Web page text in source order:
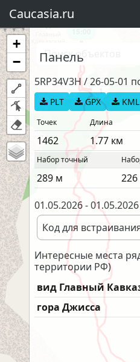
Caucasia.ru
15:00
1
+
−
Панель
5RP34V3H/26-05-01
PLT GPX KML
Точек Длина
1462 1.77 км
Набор точный
289 м 226
01.05.2026-01.05.2026
Код для
Интересные места
территории РФ)
вид Главный
гора Джисса